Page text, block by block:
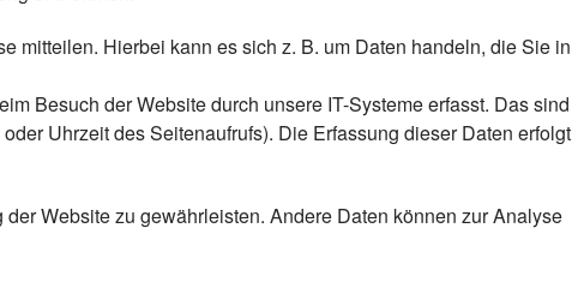
mitteilen. Hierbei kann es sich z. B. um Daten handeln, die Sie in
Besuch der Website durch unsere IT-Systeme erfasst. Das sind
Uhrzeit des Seitenaufrufs). Die Erfassung dieser Daten erfolgt
Website zu gewährleisten. Andere Daten können zur Analyse